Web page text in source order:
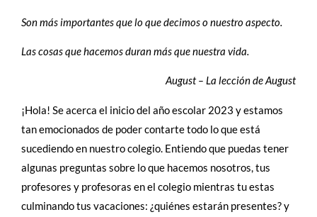
Son más importantes que lo que decimos o nuestro aspecto.
Las cosas que hacemos duran más que nuestra vida.
August – La lección de August
¡Hola! Se acerca el inicio del año escolar 2023 y estamos
tan emocionados de poder contarte todo lo que está
sucediendo en nuestro colegio. Entiendo que puedas tener
algunas preguntas sobre lo que hacemos nosotros, tus
profesores y profesoras en el colegio mientras tu estas
culminando tus vacaciones: ¿quiénes estarán presentes? y